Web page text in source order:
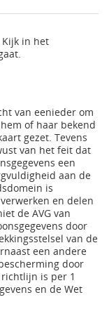
in het
van eenieder om
of haar bekend
gezet. Tevens
van het feit dat
een
aan de
is
en delen
de AVG van
door
van de
een andere
door
is per 1
en de Wet